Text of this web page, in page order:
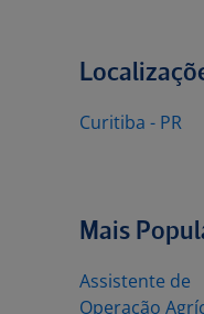
Curitiba - PR
Mais
Assistente de
Operação